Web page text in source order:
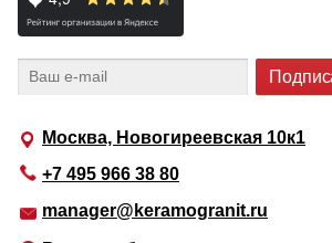
Москва, Новогиреевская 10к1
+7 495 966 38 80
manager@keramogranit.ru